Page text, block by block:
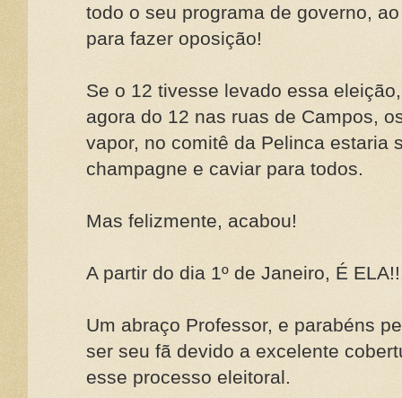
todo o seu programa de governo,
para fazer oposição!
Se o 12 tivesse levado essa
agora do 12 nas ruas de Campos,
vapor, no comitê da Pelinca estaria
champagne e caviar para todos.
Mas felizmente, acabou!
A partir do dia 1º de Janeiro, É
Um abraço Professor, e parabéns
ser seu fã devido a excelente
esse processo eleitoral.